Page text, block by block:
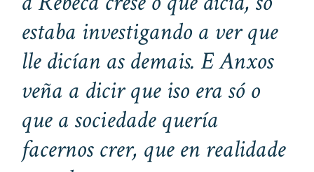
estaba investigando a ver que
lle dicían as demais. E Anxos
veña a dicir que iso era só o
que a sociedade quería
facernos crer, que en realidade